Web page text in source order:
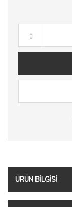
ÜRÜN BILGISI